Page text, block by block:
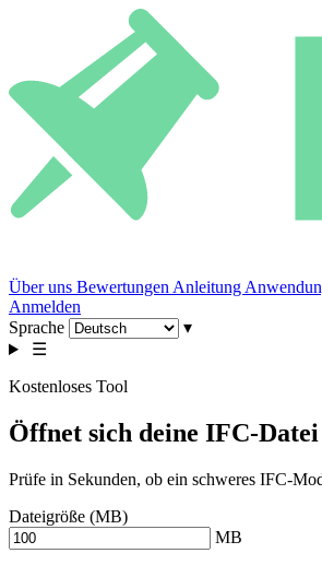
Über uns Bewertungen Anleitung
Anmelden
Sprache
▾
☰
Kostenloses Tool
Öffnet sich deine IFC-
Prüfe in Sekunden, ob ein schweres IFC-
Dateigröße (MB)
MB